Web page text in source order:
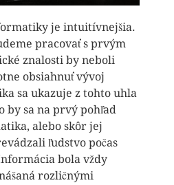
je intuitívnejšia.
pracovať s prvým
znalosti by neboli
obsiahnuť vývoj
sa ukazuje z tohto uhla
by sa na prvý pohľad
alebo skôr jej
ľudstvo počas
bola vždy
rozličnými